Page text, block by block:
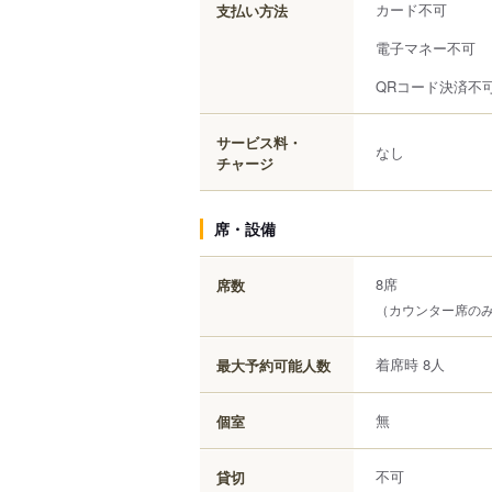
支払い方法
カード不可
電子マネー不可
QRコード決済不
サービス料・
チャージ
なし
席・設備
席数 8席
（カウンター席の
最大予約可能人数 着席時 8人
個室 無
貸切 不可